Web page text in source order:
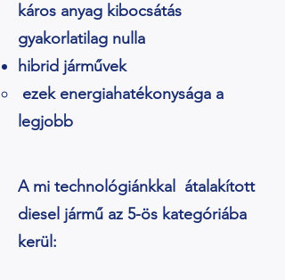
káros anyag kibocsátás
gyakorlatilag nulla
hibrid járművek
ezek energiahatékonysága a
legjobb
A mi technológiánkkal átalakított
diesel jármű az 5-ös kategóriába
kerül: